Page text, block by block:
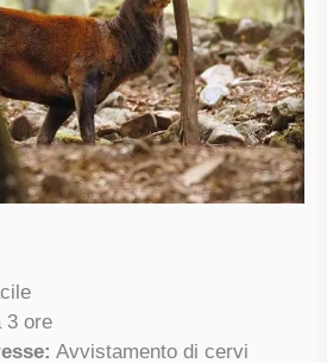
3 ore
Avvistamento di cervi